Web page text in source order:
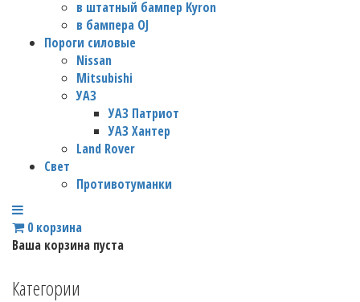
в штатный бампер Kyron
в бампера OJ
Пороги силовые
Nissan
Mitsubishi
УАЗ
УАЗ Патриот
УАЗ Хантер
Land Rover
Свет
Противотуманки
0 корзина
Ваша корзина пуста
Категории